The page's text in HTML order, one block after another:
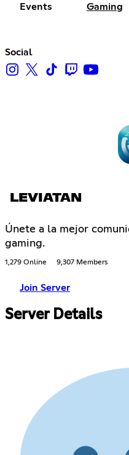
Events Gaming
Social
LEVIATAN
Únete a la mejor
gaming.
1,279 Online 9,307 Members
Join Server
Server Details